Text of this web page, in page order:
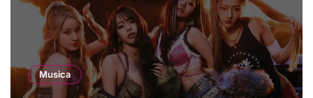
Musica